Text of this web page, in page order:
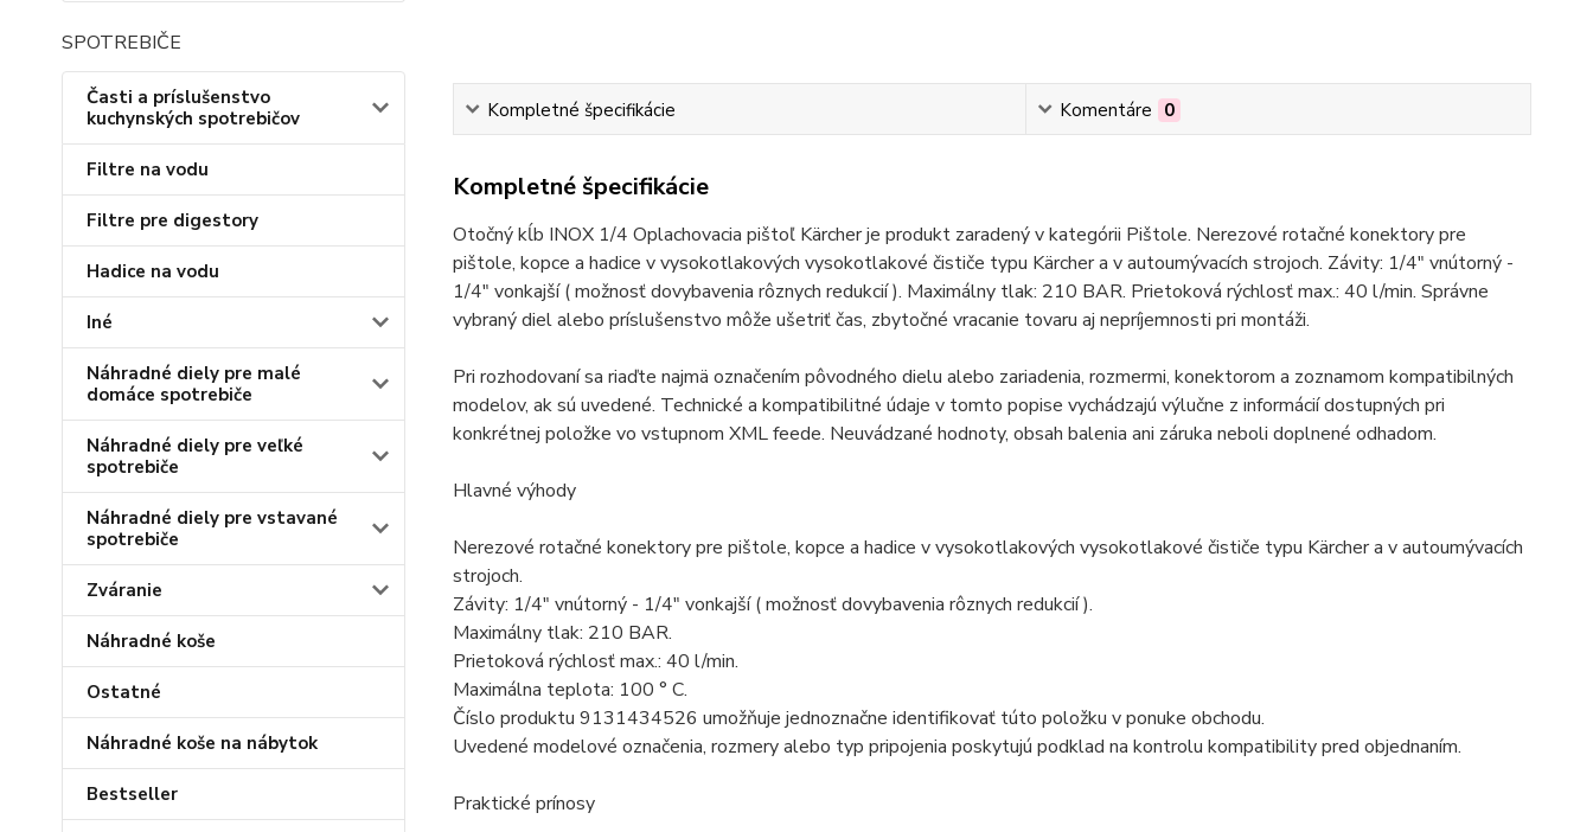
SPOTREBIČE
Časti a príslušenstvo
kuchynských spotrebičov
Filtre na vodu
Filtre pre digestory
Hadice na vodu
Iné
Náhradné diely pre malé
domáce spotrebiče
Náhradné diely pre veľké
spotrebiče
Náhradné diely pre vstavané
spotrebiče
Zváranie
Náhradné koše
Ostatné
Náhradné koše na nábytok
Bestseller
Kompletné špecifikácie Komentáre 0
Kompletné špecifikácie
Otočný kĺb INOX 1/4 Oplachovacia pištoľ Kärcher je produkt zaradený v kategórii Pištole. Nerezové rotačné konektory pre
pištole, kopce a hadice v vysokotlakových vysokotlakové čističe typu Kärcher a v autoumývacích strojoch. Závity: 1/4" vnútorný -
1/4" vonkajší ( možnosť dovybavenia rôznych redukcií ). Maximálny tlak: 210 BAR. Prietoková rýchlosť max.: 40 l/min. Správne
vybraný diel alebo príslušenstvo môže ušetriť čas, zbytočné vracanie tovaru aj nepríjemnosti pri montáži.
Pri rozhodovaní sa riaďte najmä označením pôvodného dielu alebo zariadenia, rozmermi, konektorom a zoznamom kompatibilných
modelov, ak sú uvedené. Technické a kompatibilitné údaje v tomto popise vychádzajú výlučne z informácií dostupných pri
konkrétnej položke vo vstupnom XML feede. Neuvádzané hodnoty, obsah balenia ani záruka neboli doplnené odhadom.
Hlavné výhody
Nerezové rotačné konektory pre pištole, kopce a hadice v vysokotlakových vysokotlakové čističe typu Kärcher a v autoumývacích
strojoch.
Závity: 1/4" vnútorný - 1/4" vonkajší ( možnosť dovybavenia rôznych redukcií ).
Maximálny tlak: 210 BAR.
Prietoková rýchlosť max.: 40 l/min.
Maximálna teplota: 100 ° C.
Číslo produktu 9131434526 umožňuje jednoznačne identifikovať túto položku v ponuke obchodu.
Uvedené modelové označenia, rozmery alebo typ pripojenia poskytujú podklad na kontrolu kompatibility pred objednaním.
Praktické prínosy